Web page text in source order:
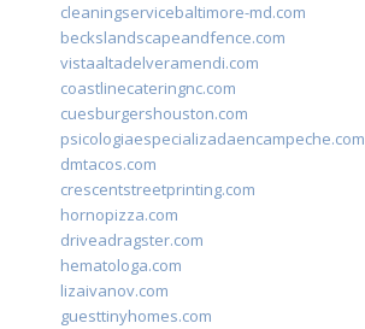
cleaningservicebaltimore-md.com
beckslandscapeandfence.com
vistaaltadelveramendi.com
coastlinecateringnc.com
cuesburgershouston.com
psicologiaespecializadaencampeche.com
dmtacos.com
crescentstreetprinting.com
hornopizza.com
driveadragster.com
hematologa.com
lizaivanov.com
guesttinyhomes.com